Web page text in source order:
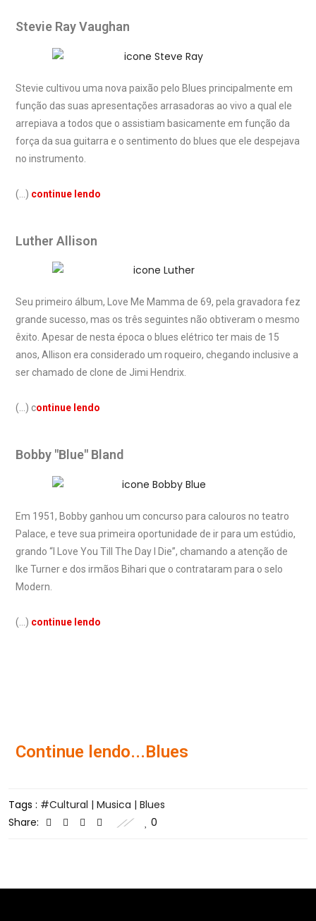
Stevie Ray Vaughan
Stevie cultivou uma nova paixão pelo Blues principalmente em
função das suas apresentações arrasadoras ao vivo a qual ele
arrepiava a todos que o assistiam basicamente em função da
força da sua guitarra e o sentimento do blues que ele despejava
no instrumento.
(…) continue lendo
Luther Allison
Seu primeiro álbum, Love Me Mamma de 69, pela gravadora fez
grande sucesso, mas os três seguintes não obtiveram o mesmo
êxito. Apesar de nesta época o blues elétrico ter mais de 15
anos, Allison era considerado um roqueiro, chegando inclusive a
ser chamado de clone de Jimi Hendrix.
(…) continue lendo
Bobby "Blue" Bland
Em 1951, Bobby ganhou um concurso para calouros no teatro
Palace, e teve sua primeira oportunidade de ir para um estúdio,
grando “I Love You Till The Day I Die”, chamando a atenção de
Ike Turner e dos irmãos Bihari que o contrataram para o selo
Modern.
(…) continue lendo
Continue lendo...Blues
Tags :
Cultural | Musica | Blues
Share:
0